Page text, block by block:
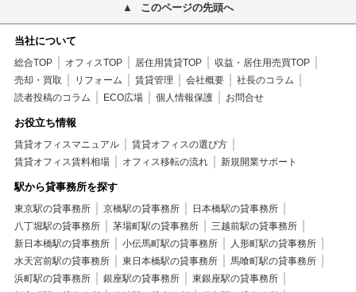
中央区+賃貸マンション+バルコニー
中央区+賃貸マンション+可動間仕切り
中央区+賃貸マンション+エアコン
中央区+賃貸マンション+クロゼット
中央区+賃貸マンション+天井高シューズクロゼット
中央区+賃貸マンション+TVインターホン
中央区+賃貸マンション+オートロック
中央区+賃貸マンション+モニタ付オートロック
中央区+賃貸マンション+宅配ボックス
中央区+賃貸マンション+敷地内ごみ置
中央区+賃貸マンション+駐輪場
中央区+賃貸マンション+光ファイバー
中央区+賃貸マンション+CS
中央区+賃貸マンション+BS
中央区+賃貸マンション+CATV
中央区+賃貸マンション+2駅利用可
中央区+賃貸マンション+2沿線利用可
このページの先頭へ
当社について
総合TOP オフィスTOP 居住用賃貸TOP
収益・居住用売買TOP
売却・買取
リフォーム 賃貸管理 会社概要
社長のコラム
読者投稿のコラム
ECO広場 個人情報保護 お問合せ
お役立ち情報
賃貸オフィスマニュアル
賃貸オフィスの選び方
賃貸オフィス賃料相場
オフィス移転の流れ 新規開業サポート
駅から貸事務所を探す
東京駅の貸事務所 京橋駅の貸事務所
日本橋駅の貸事務所
八丁堀駅の貸事務所
茅場町駅の貸事務所
三越前駅の貸事務所
新日本橋駅の貸事務所
小伝馬町駅の貸事務所
人形町駅の貸事務所
水天宮前駅の貸事務所
東日本橋駅の貸事務所
馬喰町駅の貸事務所
浜町駅の貸事務所
銀座駅の貸事務所
東銀座駅の貸事務所